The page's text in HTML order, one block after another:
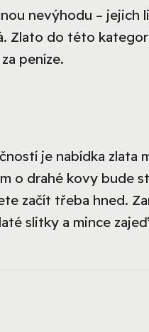
nevýhodu –
Zlato do této
peníze.
je nabídka zlata
o drahé kovy bude
začít třeba hned.
slitky a mince